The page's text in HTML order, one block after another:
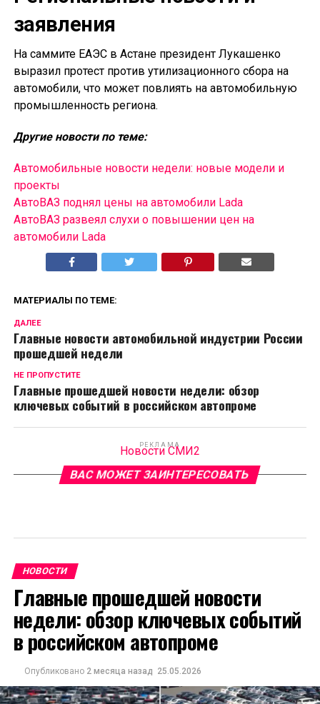
заявления
На саммите ЕАЭС в Астане президент Лукашенко
выразил протест против утилизационного сбора на
автомобили, что может повлиять на автомобильную
промышленность региона.
Другие новости по теме:
Автомобильные новости недели: новые модели и
проекты
АвтоВАЗ поднял цены на автомобили Lada
АвтоВАЗ развеял слухи о повышении цен на
автомобили Lada
МАТЕРИАЛЫ ПО ТЕМЕ:
ДАЛЕЕ
Главные новости автомобильной индустрии России
прошедшей недели
НЕ ПРОПУСТИТЕ
Главные прошедшей новости недели: обзор
ключевых событий в российском автопроме
РЕКЛАМА
Новости СМИ2
ВАС МОЖЕТ ЗАИНТЕРЕСОВАТЬ
НОВОСТИ
Главные прошедшей новости
недели: обзор ключевых событий
в российском автопроме
Опубликовано 2 месяца назад 25.05.2026